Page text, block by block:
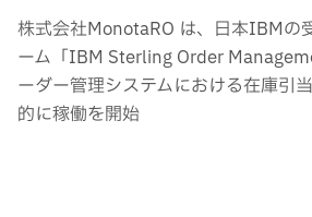
株式会社MonotaRO は、日本IBMの
ーム「IBM Sterling Order
ーダー管理システムにおける在庫引
的に稼働を開始